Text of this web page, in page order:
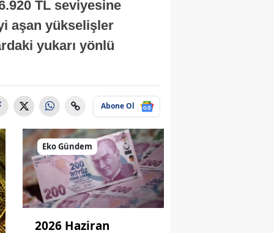
TL seviyesine
aşan yükselişler
yukarı yönlü
Abone Ol
Eko Gündem
2026 Haziran